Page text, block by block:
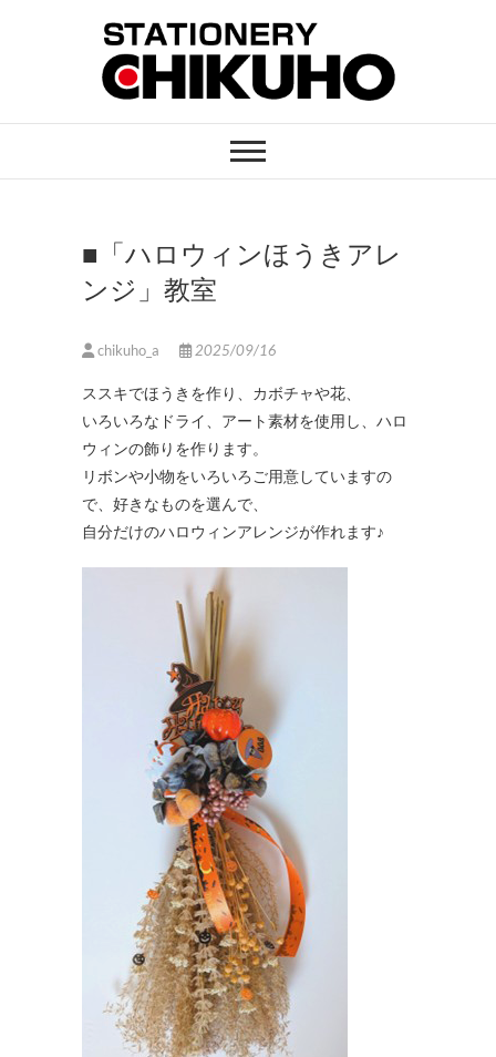
STATIONERY
CHIKUHO
■「ハロウィンほうきアレ
ンジ」教室
chikuho_a 2025/09/16
ススキでほうきを作り、カボチャや花、
いろいろなドライ、アート素材を使用し、ハロ
ウィンの飾りを作ります。
リボンや小物をいろいろご用意していますの
で、好きなものを選んで、
自分だけのハロウィンアレンジが作れます♪